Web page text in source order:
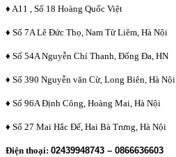
♦ A11 , Số 18 Hoàng Quốc Việt
♦ Số 7A Lê Đức Thọ, Nam Từ Liêm, Hà Nội
♦ Số 54A Nguyễn Chí Thanh, Đống Đa, HN
♦ Số 390 Nguyễn văn Cừ, Long Biên, Hà Nội
♦ Số 96A Định Công, Hoàng Mai, Hà Nội
♦ Số 27 Mai Hắc Đế, Hai Bà Trưng, Hà Nội
Điện thoại: 02439948743 – 0866636603